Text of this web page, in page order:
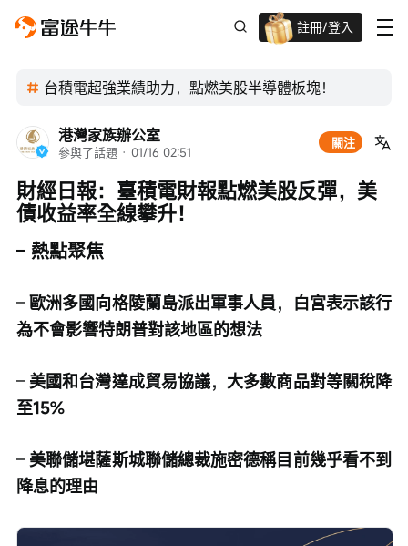
註冊/登入
台積電超強業績助力，點燃美股半導體板塊！
港灣家族辦公室
參與了話題 · 01/16 02:51
關注
財經日報：臺積電財報點燃美股反彈，美
債收益率全線攀升！
– 熱點聚焦
– 歐洲多國向格陵蘭島派出軍事人員，白宮表示該行
為不會影響特朗普對該地區的想法
– 美國和台灣達成貿易協議，大多數商品對等關稅降
至15%
– 美聯儲堪薩斯城聯儲總裁施密德稱目前幾乎看不到
降息的理由